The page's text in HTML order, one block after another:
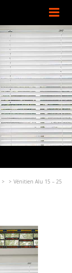
Vénitien Alu 15 – 25